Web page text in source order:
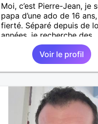
Moi, c’est Pierre-Jean, je
papa d’une ado de 16
fierté. Séparé depuis de
années, je recherche des
affinités amicales afin de
rompre une solitude
difficile à gérer ainsi que
le vague à l’âme. L’amitié
yeux mais peut se
des sentiments plus
« Le temps fera son œuvre
Voir le profil